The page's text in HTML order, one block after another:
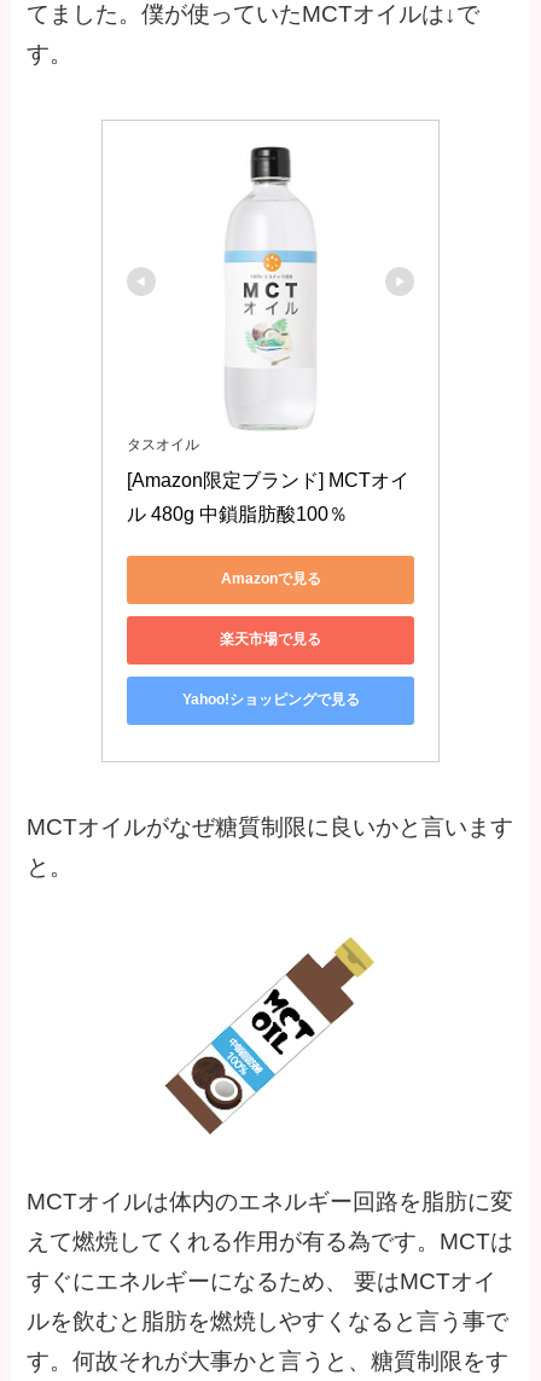
てました。僕が使っていたMCTオイルは↓で
す。
タスオイル
[Amazon限定ブランド] MCTオイ
ル 480g 中鎖脂肪酸100％
Amazonで見る
楽天市場で見る
Yahoo!ショッピングで見る
MCTオイルがなぜ糖質制限に良いかと言います
と。
MCTオイルは体内のエネルギー回路を脂肪に変
えて燃焼してくれる作用が有る為です。MCTは
すぐにエネルギーになるため、 要はMCTオイ
ルを飲むと脂肪を燃焼しやすくなると言う事で
す。何故それが大事かと言うと、糖質制限をす